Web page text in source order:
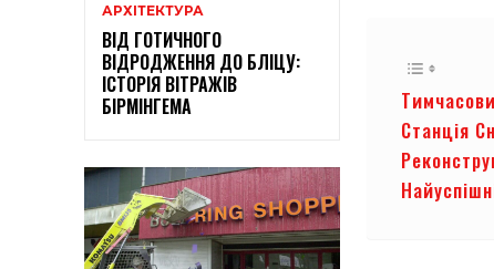
АРХІТЕКТУРА
ВІД ГОТИЧНОГО
ВІДРОДЖЕННЯ ДО БЛІЦУ:
ІСТОРІЯ ВІТРАЖІВ
БІРМІНГЕМА
Станція